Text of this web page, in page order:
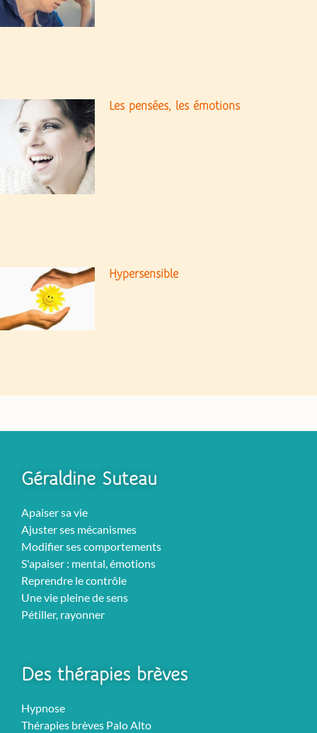
Les pensées, les émotions
Hypersensible
Géraldine Suteau
Apaiser sa vie
Ajuster ses mécanismes
Modifier ses comportements
S'apaiser : mental, émotions
Reprendre le contrôle
Une vie pleine de sens
Pétiller, rayonner
Des thérapies brèves
Hypnose
Thérapies brèves Palo Alto